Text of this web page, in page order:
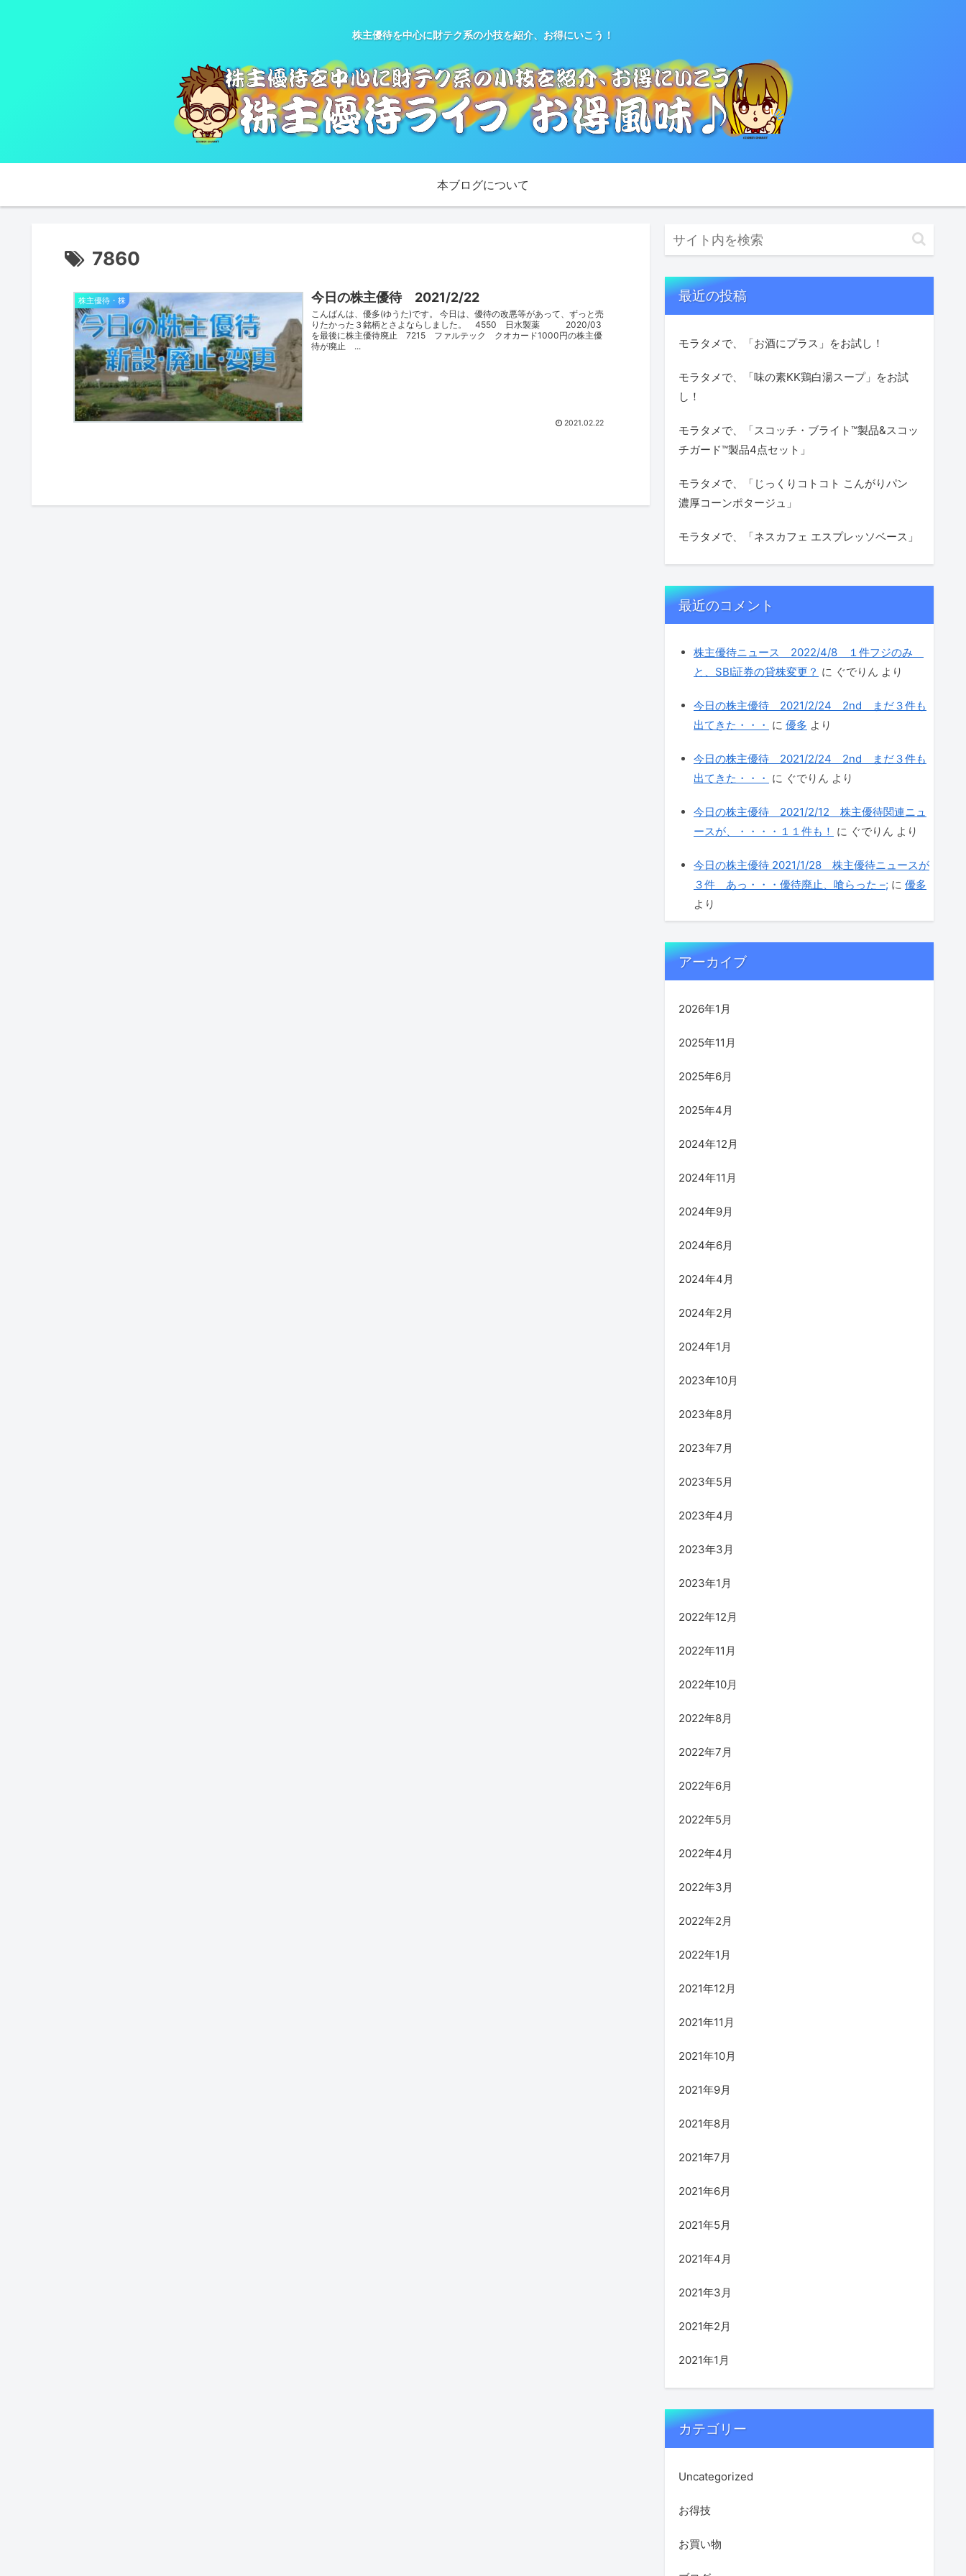
株主優待を中心に財テク系の小技を紹介、お得にいこう！
本ブログについて
7860
株主優待・株 今日の株主優待 2021/2/22
こんばんは、優多(ゆうた)です。 今日は、優待の改悪等があって、ずっと売
りたかった３銘柄とさよならしました。 4550 日水製薬 2020/03
を最後に株主優待廃止 7215 ファルテック クオカード1000円の株主優
待が廃止 ...
2021.02.22
最近の投稿
モラタメで、「お酒にプラス」をお試し！
モラタメで、「味の素KK鶏白湯スープ」をお試
し！
モラタメで、「スコッチ・ブライト™製品&スコッ
チガード™製品4点セット」
モラタメで、「じっくりコトコト こんがりパン
濃厚コーンポタージュ」
モラタメで、「ネスカフェ エスプレッソベース」
最近のコメント
株主優待ニュース 2022/4/8 １件フジのみ
と、SBI証券の貸株変更？ に ぐでりん より
今日の株主優待 2021/2/24 2nd まだ３件も
出てきた・・・ に 優多 より
今日の株主優待 2021/2/24 2nd まだ３件も
出てきた・・・ に ぐでりん より
今日の株主優待 2021/2/12 株主優待関連ニュ
ースが、・・・・１１件も！ に ぐでりん より
今日の株主優待 2021/1/28 株主優待ニュースが
３件 あっ・・・優待廃止、喰らった –; に 優多
より
アーカイブ
2026年1月
2025年11月
2025年6月
2025年4月
2024年12月
2024年11月
2024年9月
2024年6月
2024年4月
2024年2月
2024年1月
2023年10月
2023年8月
2023年7月
2023年5月
2023年4月
2023年3月
2023年1月
2022年12月
2022年11月
2022年10月
2022年8月
2022年7月
2022年6月
2022年5月
2022年4月
2022年3月
2022年2月
2022年1月
2021年12月
2021年11月
2021年10月
2021年9月
2021年8月
2021年7月
2021年6月
2021年5月
2021年4月
2021年3月
2021年2月
2021年1月
カテゴリー
Uncategorized
お得技
お買い物